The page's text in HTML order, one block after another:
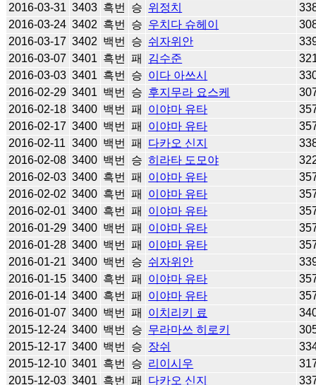
2016-03-31 3403 흑번 승 위정치
2016-03-24 3402 흑번 승 우치다 슈헤이
2016-03-17 3402 백번 승 쉬자위안
2016-03-07 3401 흑번 패 김수준
2016-03-03 3401 흑번 승 이다 아쓰시
2016-02-29 3401 백번 승 후지무라 요스케
2016-02-18 3400 백번 패 이야마 유타
2016-02-17 3400 백번 패 이야마 유타
2016-02-11 3400 백번 패 다카오 신지
2016-02-08 3400 백번 승 히라타 도모야
2016-02-03 3400 흑번 패 이야마 유타
2016-02-02 3400 흑번 패 이야마 유타
2016-02-01 3400 흑번 패 이야마 유타
2016-01-29 3400 백번 패 이야마 유타
2016-01-28 3400 백번 패 이야마 유타
2016-01-21 3400 백번 승 쉬자위안
2016-01-15 3400 흑번 패 이야마 유타
2016-01-14 3400 흑번 패 이야마 유타
2016-01-07 3400 백번 패 이치리키 료
2015-12-24 3400 백번 승 무라마쓰 히로키
2015-12-17 3400 백번 승 장쉬
2015-12-10 3401 흑번 승 리이시우
2015-12-03 3401 흑번 패 다카오 신지